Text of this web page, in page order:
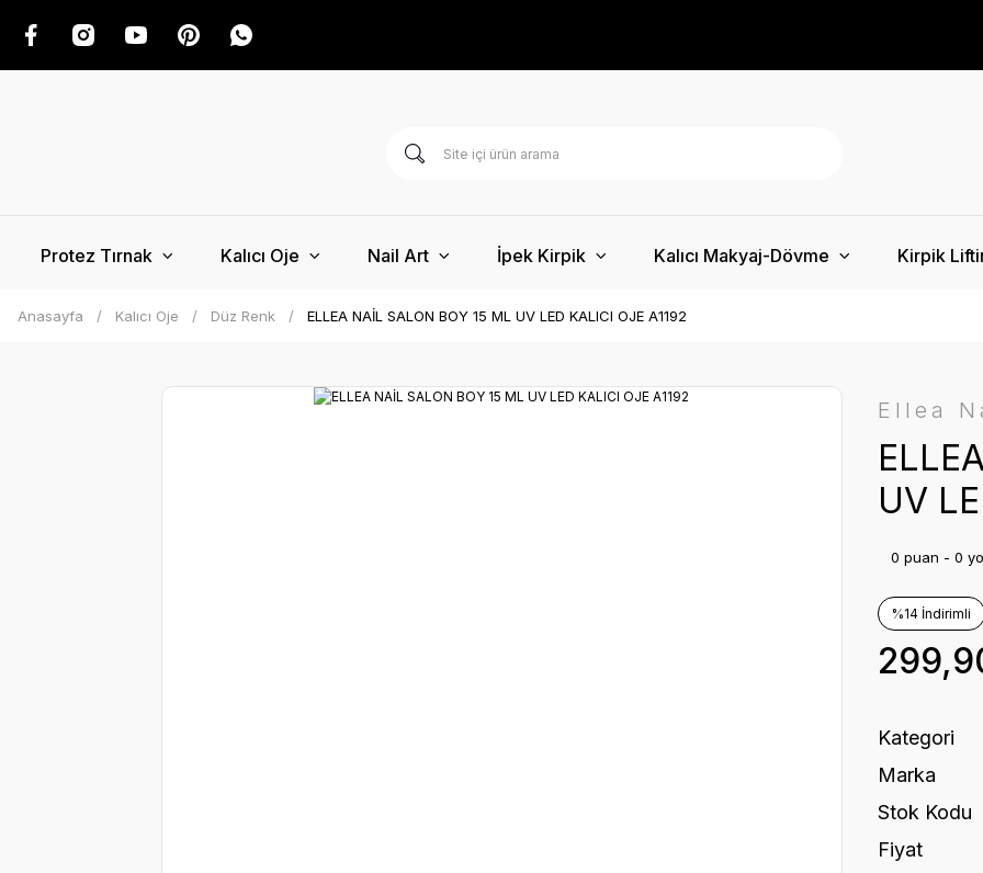
Protez Tırnak Kalıcı Oje Nail Art İpek Kirpik Kalıcı Makyaj-Dövme Kirpik
Anasayfa Kalıcı Oje Düz Renk ELLEA NAİL SALON BOY 15 ML UV LED KALICI OJE A1192
Ellea
UV
0 puan - 0
%14 İndirimli
Kategori
Marka
Stok Kodu
Fiyat